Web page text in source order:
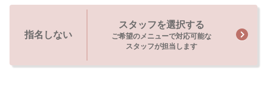
指名しない
スタッフを選択する
ご希望のメニューで対応可能な
スタッフが担当します